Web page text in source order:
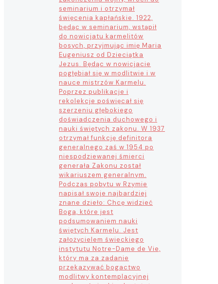
seminarium i otrzymał
święcenia kapłańskie. 1922,
będąc w seminarium, wstąpił
do nowicjatu karmelitów
bosych, przyjmując imię Maria
Eugeniusz od Dzieciątka
Jezus. Będąc w nowicjacie
pogłębiał się w modlitwie i w
nauce mistrzów Karmelu.
Poprzez publikacje i
rekolekcje poświęcał się
szerzeniu głębokiego
doświadczenia duchowego i
nauki świętych zakonu. W 1937
otrzymał funkcję definitora
generalnego zaś w 1954 po
niespodziewanej śmierci
generała Zakonu został
wikariuszem generalnym.
Podczas pobytu w Rzymie
napisał swoje najbardziej
znane dzieło: Chcę widzieć
Boga, które jest
podsumowaniem nauki
świętych Karmelu. Jest
założycielem świeckiego
instytutu Notre-Dame de Vie,
który ma za zadanie
przekazywać bogactwo
modlitwy kontemplacyjnej